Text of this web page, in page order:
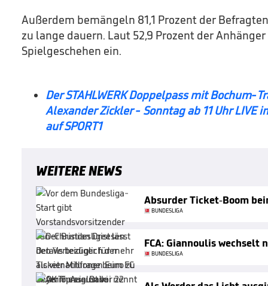
Außerdem bemängeln 81,1 Prozent der
zu lange dauern. Laut 52,9 Prozent der
Spielgeschehen ein.
Der STAHLWERK Doppelpass mit Bochum-
Alexander Zickler - Sonntag ab 11 Uhr LIVE
auf SPORT1
WEITERE NEWS
Absurder Ticket-Boom
BUNDESLIGA
FCA: Giannoulis wechselt
BUNDESLIGA